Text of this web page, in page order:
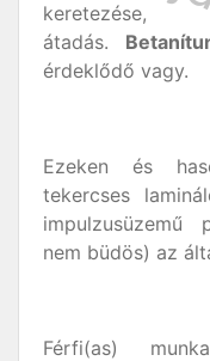
keretezése,
átadás.
érdeklődő vagy.
Ezeken és
tekercses
impulzusüzemű
nem büdös) az
Férfi(as)